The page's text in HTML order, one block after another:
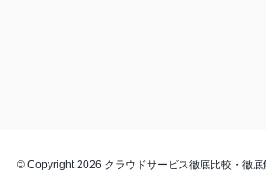
© Copyright 2026 クラウドサービス徹底比較・徹